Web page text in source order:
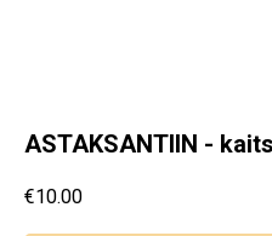
ASTAKSANTIIN -
€10.00